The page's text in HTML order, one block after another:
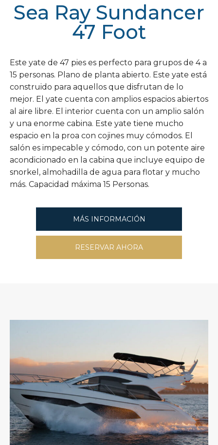
Sea Ray Sundancer
47 Foot
Este yate de 47 pies es perfecto para grupos de 4 a
15 personas. Plano de planta abierto. Este yate está
construido para aquellos que disfrutan de lo
mejor. El yate cuenta con amplios espacios abiertos
al aire libre. El interior cuenta con un amplio salón
y una enorme cabina. Este yate tiene mucho
espacio en la proa con cojines muy cómodos. El
salón es impecable y cómodo, con un potente aire
acondicionado en la cabina que incluye equipo de
snorkel, almohadilla de agua para flotar y mucho
más. Capacidad máxima 15 Personas.
MÁS INFORMACIÓN
RESERVAR AHORA